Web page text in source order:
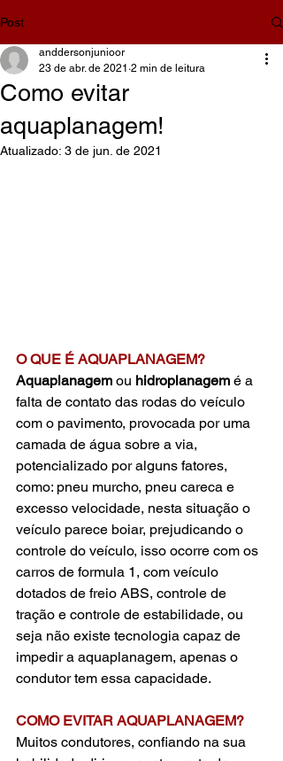
Post
Como evitar
aquaplanagem!
anddersonjunioor
23 de abr. de 2021 2 min de leitura
Atualizado: 3 de jun. de 2021
O QUE É AQUAPLANAGEM?
Aquaplanagem ou hidroplanagem é a
falta de contato das rodas do veículo
com o pavimento, provocada por uma
camada de água sobre a via,
potencializado por alguns fatores,
como: pneu murcho, pneu careca e
excesso velocidade, nesta situação o
veículo parece boiar, prejudicando o
controle do veículo, isso ocorre com os
carros de formula 1, com veículo
dotados de freio ABS, controle de
tração e controle de estabilidade, ou
seja não existe tecnologia capaz de
impedir a aquaplanagem, apenas o
condutor tem essa capacidade.
COMO EVITAR AQUAPLANAGEM?
Muitos condutores, confiando na sua